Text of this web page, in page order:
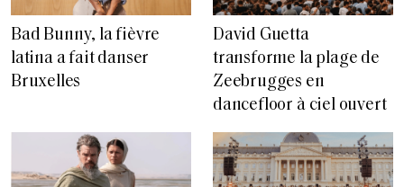
Bad Bunny, la fièvre
latina a fait danser
Bruxelles
David Guetta
transforme la plage de
Zeebrugges en
dancefloor à ciel ouvert